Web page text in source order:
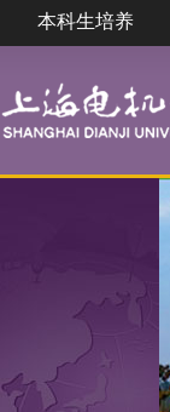
本科生培养